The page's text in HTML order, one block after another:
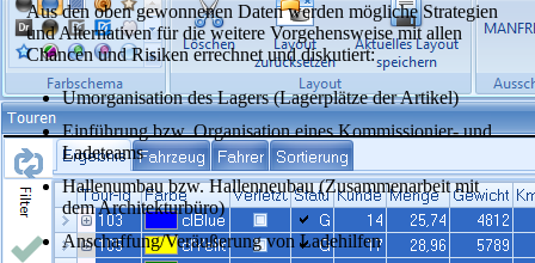
Aus den oben gewonnenen Daten werden mögliche Strategien
und Alternativen für die weitere Vorgehensweise mit allen
Chancen und Risiken errechnet und diskutiert:
Umorganisation des Lagers (Lagerplätze der Artikel)
Einführung bzw. Organisation eines Kommissionier- und
Ladeteams
Hallenumbau bzw. Hallenneubau (Zusammenarbeit mit
dem Architekturbüro)
Anschaffung/Veräußerung von Ladehilfen